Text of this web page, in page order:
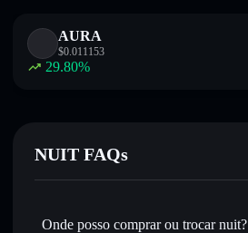
AURA
$0.011153
29.80%
NUIT FAQs
Onde posso comprar ou trocar nuit?